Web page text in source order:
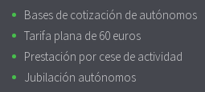
Bases de cotización de autónomos
Tarifa plana de 60 euros
Prestación por cese de actividad
Jubilación autónomos